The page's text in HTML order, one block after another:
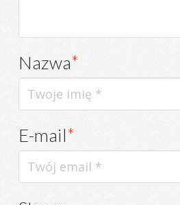
Nazwa*
E-mail*